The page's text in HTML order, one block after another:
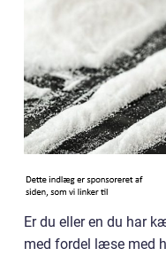
Er du eller en du har
med fordel læse med